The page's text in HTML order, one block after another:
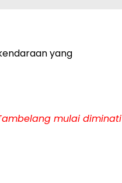
yang
mulai diminati